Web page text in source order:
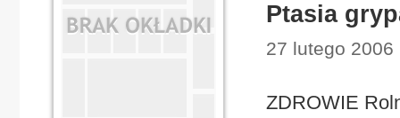
Ptasia
27 lutego 2006
ZDROWIE